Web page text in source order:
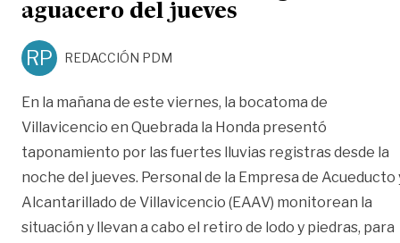
aguacero del jueves
RP REDACCIÓN PDM
En la mañana de este viernes, la bocatoma de
Villavicencio en Quebrada la Honda presentó
taponamiento por las fuertes lluvias registras desde la
noche del jueves. Personal de la Empresa de Acueducto
Alcantarillado de Villavicencio (EAAV) monitorean la
situación y llevan a cabo el retiro de lodo y piedras, para